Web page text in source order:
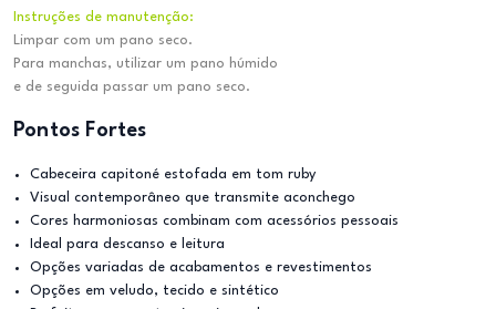
Instruções de manutenção:
Limpar com um pano seco.
Para manchas, utilizar um pano húmido
e de seguida passar um pano seco.
Pontos Fortes
Cabeceira capitoné estofada em tom ruby
Visual contemporâneo que transmite aconchego
Cores harmoniosas combinam com acessórios pessoais
Ideal para descanso e leitura
Opções variadas de acabamentos e revestimentos
Opções em veludo, tecido e sintético